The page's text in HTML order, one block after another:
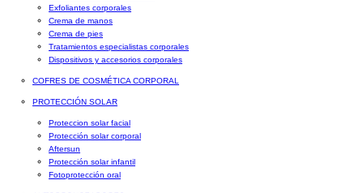
Exfoliantes corporales
Crema de manos
Crema de pies
Tratamientos especialistas corporales
Dispositivos y accesorios corporales
COFRES DE COSMÉTICA CORPORAL
PROTECCIÓN SOLAR
Proteccion solar facial
Protección solar corporal
Aftersun
Protección solar infantil
Fotoprotección oral